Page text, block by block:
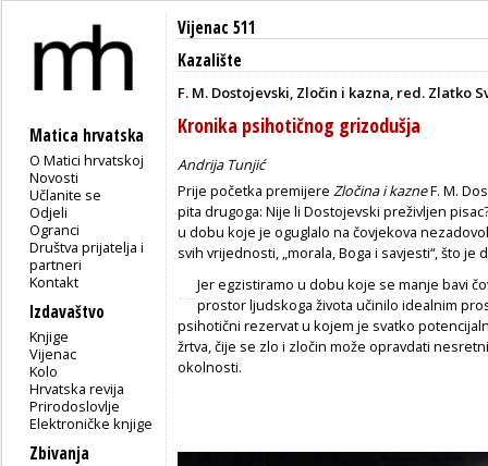
Matica hrvatska
O Matici hrvatskoj
Novosti
Učlanite se
Odjeli
Ogranci
Društva prijatelja i
partneri
Kontakt
Izdavaštvo
Knjige
Vijenac
Kolo
Hrvatska revija
Prirodoslovlje
Elektroničke knjige
Zbivanja
Vijenac 511
Kazalište
F. M. Dostojevski, Zločin i kazna, red. Zlatko
Kronika psihotičnog grizodušja
Andrija Tunjić
Prije početka premijere Zločina i kazneF. M.
pita drugoga: Nije li Dostojevski preživljen
u dobu koje je oguglalo na čovjekova
svih vrijednosti, „morala, Boga i savjesti“, što
Jer egzistiramo u dobu koje se manje bavi
prostor ljudskoga života učinilo idealnim
psihotični rezervat u kojem je svatko
žrtva, čije se zlo i zločin može opravdati
okolnosti.